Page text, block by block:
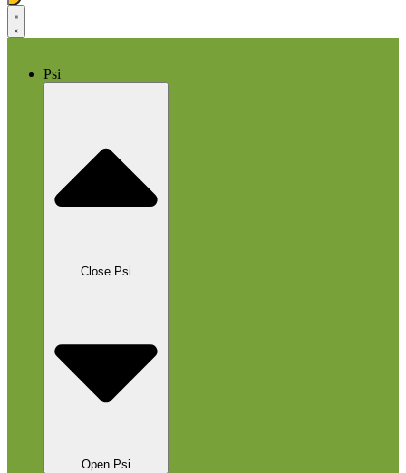
Psi
Close Psi
Open Psi